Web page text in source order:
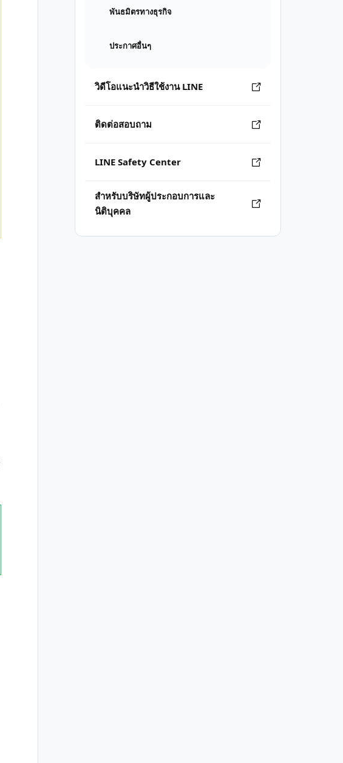
พันธมิตรทางธุรกิจ
ประกาศอื่นๆ
วิดีโอแนะนำวิธีใช้งาน LINE
ติดต่อสอบถาม
LINE Safety Center
สำหรับบริษัทผู้ประกอบการและ
นิติบุคคล